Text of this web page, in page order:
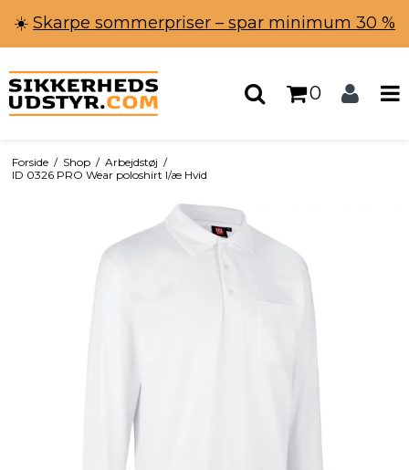
☀️ Skarpe sommerpriser – spar minimum 30 %
0
Forside / Shop / Arbejdstøj /
ID 0326 PRO Wear poloshirt l/æ Hvid